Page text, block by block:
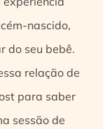
nascido,
do seu bebê.
relação de
para saber
sessão de